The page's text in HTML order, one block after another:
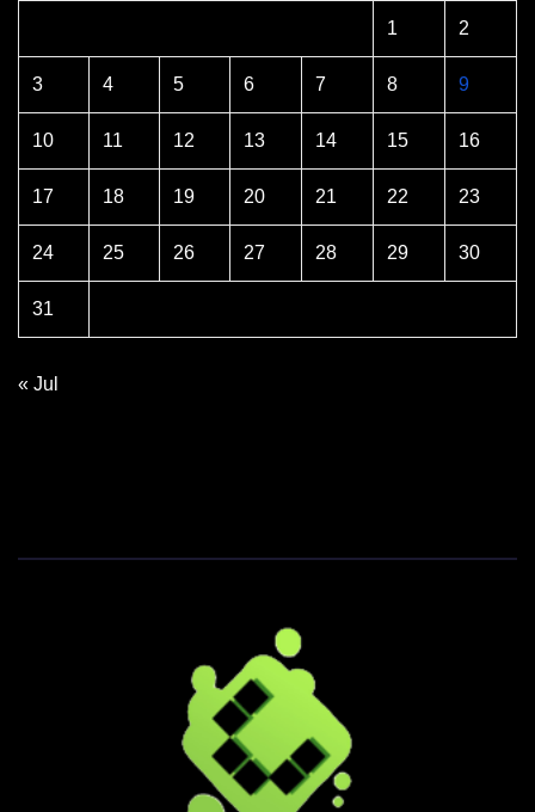
1 2
3 4 5 6 7 8 9
10 11 12 13 14 15 16
17 18 19 20 21 22 23
24 25 26 27 28 29 30
31
« Jul